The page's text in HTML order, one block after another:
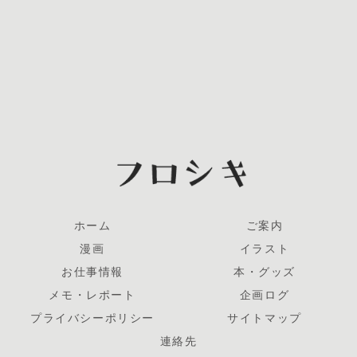
ホーム
ご案内
漫画
イラスト
お仕事情報
本・グッズ
メモ・レポート
企画ログ
プライバシーポリシー
サイトマップ
連絡先